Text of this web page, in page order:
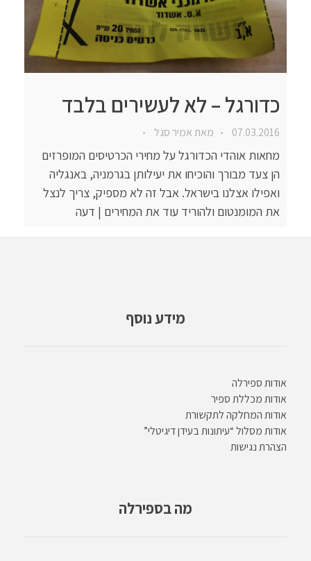
כדורגל – לא לעשירים בלבד
07.03.2016 מאתאמיר סגל
מחאות אוהדי הכדורגל על מחירי הכרטיסים המופרזים
הן צעד מבורך והוכיחו את יעילותן בגרמניה, באנגליה
ואפילו אצלנו בישראל. אבל זה לא מספיק, צריך לנצל
את המומנטום ולהוריד עוד את המחירים | דעה
מידע נוסף
אודות ספירלה
אודות מכללת ספיר
אודות המחלקה לתקשורת
אודות מסלול “עיתונות בעידן דיגיטלי”
הצהרת נגישות
מה בספירלה